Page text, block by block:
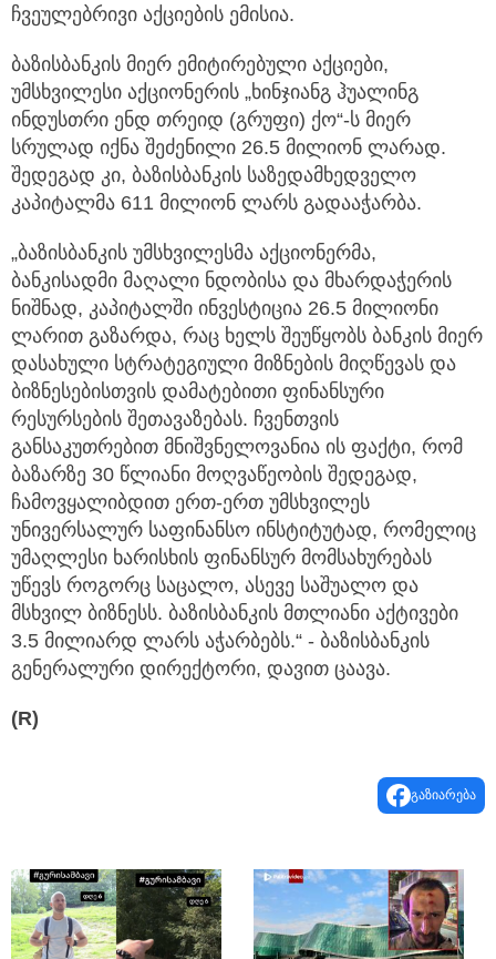
ჩვეულებრივი აქციების ემისია.
ბაზისბანკის მიერ ემიტირებული აქციები,
უმსხვილესი აქციონერის „ხინჯიანგ ჰუალინგ
ინდუსთრი ენდ თრეიდ (გრუფი) ქო“-ს მიერ
სრულად იქნა შეძენილი 26.5 მილიონ ლარად.
შედეგად კი, ბაზისბანკის საზედამხედველო
კაპიტალმა 611 მილიონ ლარს გადააჭარბა.
„ბაზისბანკის უმსხვილესმა აქციონერმა,
ბანკისადმი მაღალი ნდობისა და მხარდაჭერის
ნიშნად, კაპიტალში ინვესტიცია 26.5 მილიონი
ლარით გაზარდა, რაც ხელს შეუწყობს ბანკის მიერ
დასახული სტრატეგიული მიზნების მიღწევას და
ბიზნესებისთვის დამატებითი ფინანსური
რესურსების შეთავაზებას. ჩვენთვის
განსაკუთრებით მნიშვნელოვანია ის ფაქტი, რომ
ბაზარზე 30 წლიანი მოღვაწეობის შედეგად,
ჩამოვყალიბდით ერთ-ერთ უმსხვილეს
უნივერსალურ საფინანსო ინსტიტუტად, რომელიც
უმაღლესი ხარისხის ფინანსურ მომსახურებას
უწევს როგორც საცალო, ასევე საშუალო და
მსხვილ ბიზნესს. ბაზისბანკის მთლიანი აქტივები
3.5 მილიარდ ლარს აჭარბებს.“ - ბაზისბანკის
გენერალური დირექტორი, დავით ცაავა.
(R)
გაზიარება